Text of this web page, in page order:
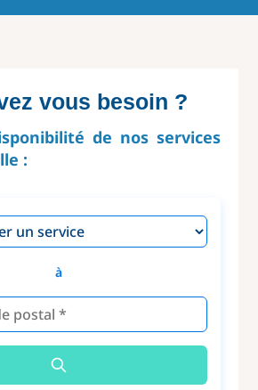
vous besoin ?
de nos services
:
à